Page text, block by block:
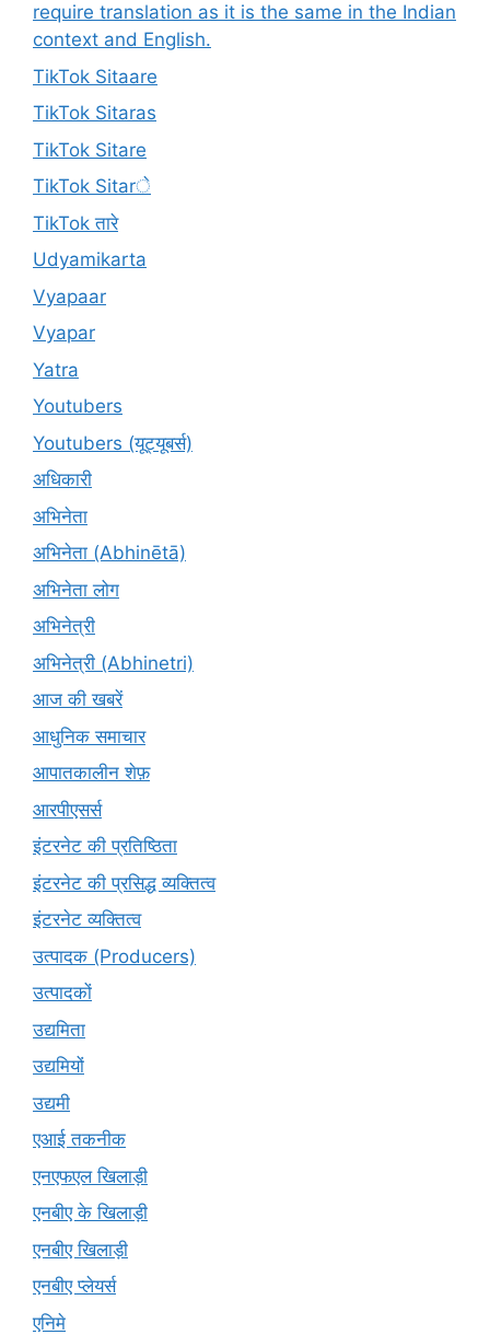
require translation as it is the same in the Indian
context and English.
TikTok Sitaare
TikTok Sitaras
TikTok Sitare
TikTok Sitarे
TikTok तारे
Udyamikarta
Vyapaar
Vyapar
Yatra
Youtubers
Youtubers (यूट्यूबर्स)
अधिकारी
अभिनेता
अभिनेता (Abhinētā)
अभिनेता लोग
अभिनेत्री
अभिनेत्री (Abhinetri)
आज की खबरें
आधुनिक समाचार
आपातकालीन शेफ़
आरपीएसर्स
इंटरनेट की प्रतिष्ठिता
इंटरनेट की प्रसिद्ध व्यक्तित्व
इंटरनेट व्यक्तित्व
उत्पादक (Producers)
उत्पादकों
उद्यमिता
उद्यमियों
उद्यमी
एआई तकनीक
एनएफएल खिलाड़ी
एनबीए के खिलाड़ी
एनबीए खिलाड़ी
एनबीए प्लेयर्स
एनिमे